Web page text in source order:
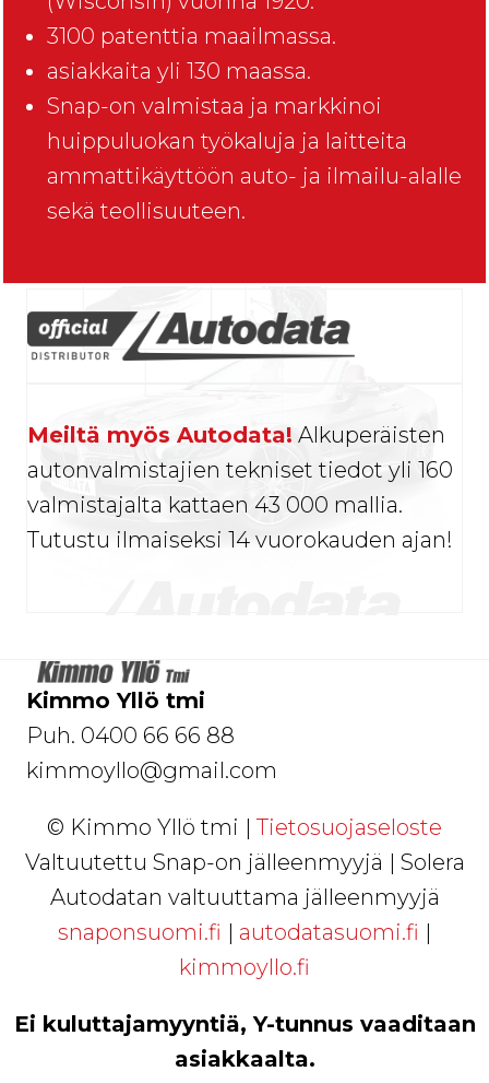
3100 patenttia maailmassa.
asiakkaita yli 130 maassa.
Snap-on valmistaa ja markkinoi
huippuluokan työkaluja ja laitteita
ammattikäyttöön auto- ja ilmailu-alalle
sekä teollisuuteen.
Meiltä myös Autodata! Alkuperäisten
autonvalmistajien tekniset tiedot yli 160
valmistajalta kattaen 43 000 mallia.
Tutustu ilmaiseksi 14 vuorokauden ajan!
Kimmo Yllö tmi
Puh. 0400 66 66 88
kimmoyllo@gmail.com
© Kimmo Yllö tmi |Tietosuojaseloste
Valtuutettu Snap-on jälleenmyyjä | Solera
Autodatan valtuuttama jälleenmyyjä
snaponsuomi.fi | autodatasuomi.fi |
kimmoyllo.fi
Ei kuluttajamyyntiä, Y-tunnus vaaditaan
asiakkaalta.